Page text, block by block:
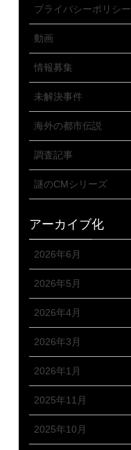
プライバシーポリシー
動画
情報募集
未解決事件
海外の都市伝説
調査記事
謎のCMシリーズ
アーカイブ化
2026年6月
2026年5月
2026年4月
2026年3月
2026年1月
2025年11月
2025年10月